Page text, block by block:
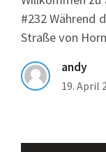
#232 Während
Straße von
andy
19. April